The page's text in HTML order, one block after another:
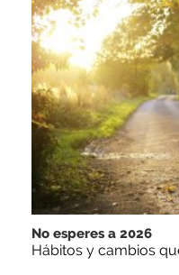
No esperes a 2026
Hábitos y cambios